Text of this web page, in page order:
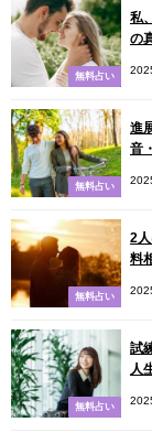
無料占い
私
の
無料占い
進
音
無料占い
2
料
無料占い
試
人